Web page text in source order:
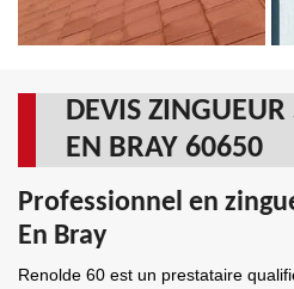
DEVIS
EN BRAY 60650
Professionnel en
En Bray
Renolde 60 est un prestataire